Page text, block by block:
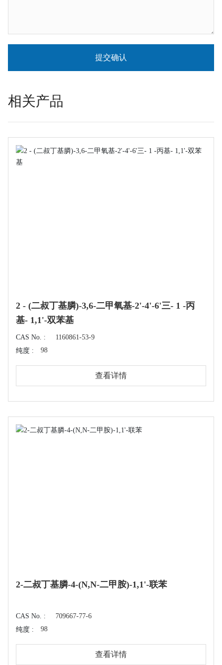
提交确认
相关产品
2 - (二叔丁基膦)-3,6-二甲氧基-2'-4'-6'三- 1 -丙
基- 1,1'-双苯基
CAS No. :
1160861-53-9
纯度 :
98
查看详情
2-二叔丁基膦-4-(N,N-二甲胺)-1,1'-联苯
CAS No. :
709667-77-6
纯度 :
98
查看详情